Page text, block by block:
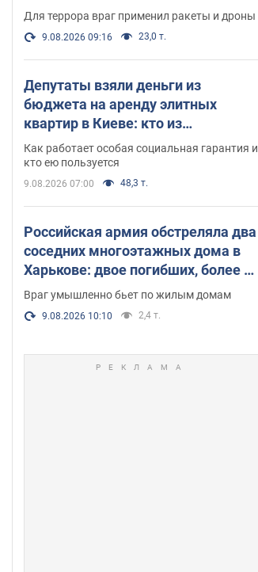
есть пострадавшие. Фото и видео
Для террора враг применил ракеты и дроны
9.08.2026 09:16 23,0 т.
Депутаты взяли деньги из
бюджета на аренду элитных
квартир в Киеве: кто из
парламентариев просил средства
и где поселился
Как работает особая социальная гарантия и
кто ею пользуется
9.08.2026 07:00 48,3 т.
Российская армия обстреляла два
соседних многоэтажных дома в
Харькове: двое погибших, более 20
пострадавших
Враг умышленно бьет по жилым домам
9.08.2026 10:10 2,4 т.